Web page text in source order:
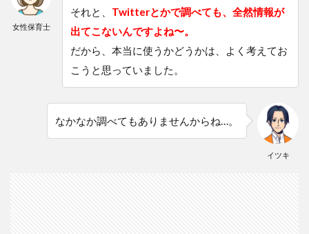
女性保育士
それと、 Twitterとかで調べても、全然情報が
出てこないんですよね〜。
だから、本当に使うかどうかは、よく考えてお
こうと思っていました。
イツキ
なかなか調べてもありませんからね…。